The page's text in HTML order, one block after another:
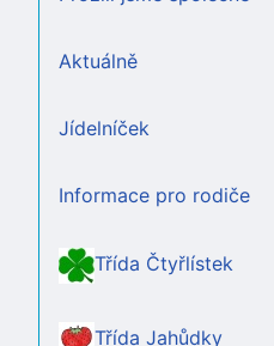
Aktuálně
Jídelníček
Informace pro rodiče
Třída Čtyřlístek
Třída Jahůdky